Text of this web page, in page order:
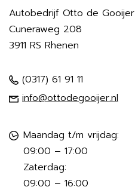
Autobedrijf Otto de Gooijer
Cuneraweg 208
3911 RS Rhenen
(0317) 61 91 11
info@ottodegooijer.nl
Maandag t/m vrijdag:
09:00 – 17:00
Zaterdag:
09:00 – 16:00